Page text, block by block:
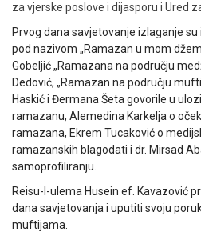
za vjerske poslove i dijasporu i Ured
Prvog dana savjetovanje izlaganje
pod nazivom „Ramazan u mom
Gobeljić „Ramazana na području
Dedović, „Ramazan na području
Haskić i Đermana Šeta govorile u
ramazanu, Alemedina Karkelja o
ramazana, Ekrem Tucaković o
ramazanskih blagodati i dr. Mirsad
samoprofiliranju.
Reisu-l-ulema Husein ef. Kavazović
dana savjetovanja i uputiti svoju
muftijama.